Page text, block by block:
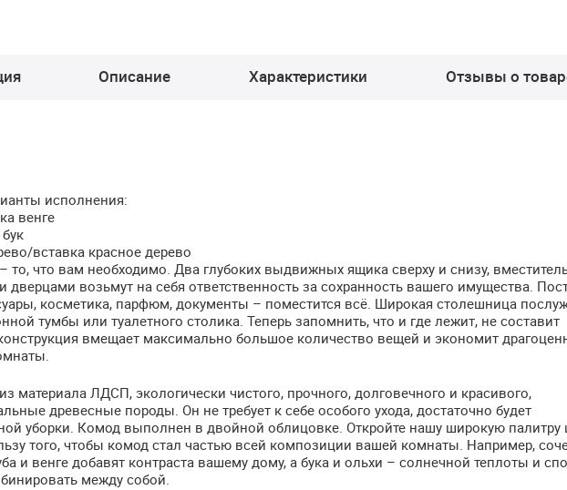
Описание Характеристики Отзывы о
исполнения:
венге
вставка красное дерево
то, что вам необходимо. Два глубоких выдвижных ящика сверху и снизу,
возьмут на себя ответственность за сохранность вашего имущества.
косметика, парфюм, документы – поместится всё. Широкая столешница
тумбы или туалетного столика. Теперь запомнить, что и где лежит, не составит
вмещает максимально большое количество вещей и экономит
материалаЛДСП, экологически чистого, прочного, долговечного и красивого,
древесные породы. Он не требует к себе особого ухода, достаточно будет
уборки. Комод выполнен в двойной облицовке. Откройте нашу широкую палитру
того, чтобы комод стал частью всей композиции вашей комнаты. Например,
и венге добавят контраста вашему дому, а бука и ольхи – солнечной теплоты и
между собой.